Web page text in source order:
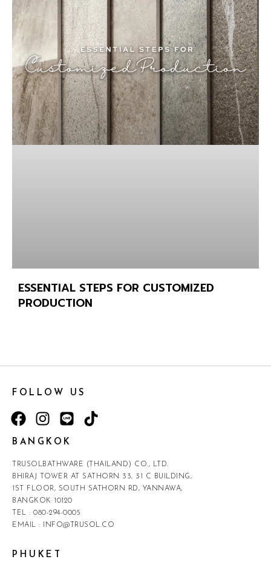
ESSENTIAL STEPS FOR CUSTOMIZED
PRODUCTION
FOLLOW US
BANGKOK
TRUSOLBATHWARE (THAILAND) CO., LTD.
BHIRAJ TOWER AT SATHORN 33, 31 C BUILDING,
1ST FLOOR, SOUTH SATHORN RD, YANNAWA,
BANGKOK 10120
TEL : 080-294-0005
EMAIL :
INFO@TRUSOL.CO
PHUKET